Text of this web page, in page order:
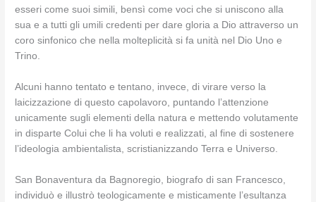
esseri come suoi simili, bensì come voci che si uniscono alla
sua e a tutti gli umili credenti per dare gloria a Dio attraverso un
coro sinfonico che nella molteplicità si fa unità nel Dio Uno e
Trino.
Alcuni hanno tentato e tentano, invece, di virare verso la
laicizzazione di questo capolavoro, puntando l’attenzione
unicamente sugli elementi della natura e mettendo volutamente
in disparte Colui che li ha voluti e realizzati, al fine di sostenere
l’ideologia ambientalista, scristianizzando Terra e Universo.
San Bonaventura da Bagnoregio, biografo di san Francesco,
individuò e illustrò teologicamente e misticamente l’esultanza